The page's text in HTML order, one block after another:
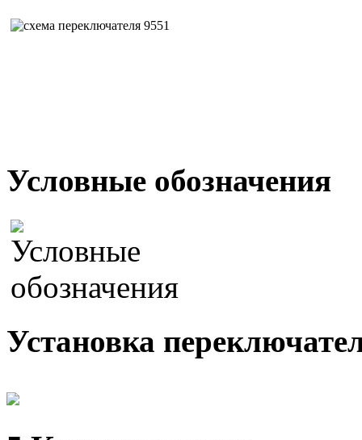
Условные обозначения
Установка